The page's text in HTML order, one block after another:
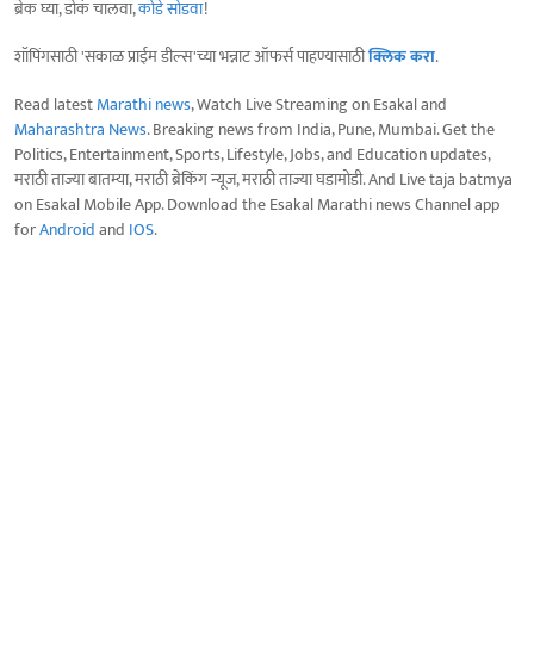
ब्रेक घ्या, डोकं चालवा,कोडे सोडवा!
शॉपिंगसाठी 'सकाळ प्राईम डील्स'च्या भन्नाट ऑफर्स पाहण्यासाठीक्लिक करा.
Read latestMarathi news, Watch Live Streaming on Esakal and
Maharashtra News. Breaking news from India, Pune, Mumbai. Get the
Politics, Entertainment, Sports, Lifestyle, Jobs, and Education updates,
मराठी ताज्या बातम्या, मराठी ब्रेकिंग न्यूज, मराठी ताज्या घडामोडी. And Live taja batmya
on Esakal Mobile App. Download the Esakal Marathi news Channel app
forAndroidand IOS.